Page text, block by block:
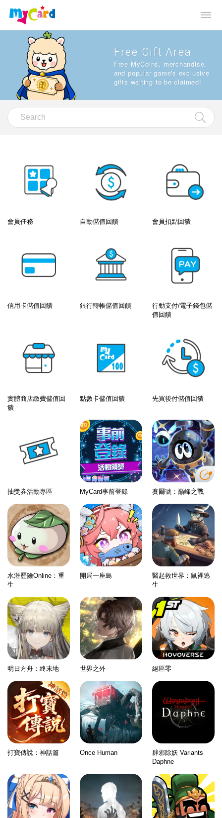
Free Gift Area
Free MyCoins, merchandise,
and popular game's exclusive
gifts waiting to be claimed!
會員任務 自動儲值回饋 會員扣點回饋
信用卡儲值回饋 銀行轉帳儲值回饋
行動支付/電子錢包儲
值回饋
實體商店繳費儲值回
饋
點數卡儲值回饋 先買後付儲值回饋
抽獎券活動專區 MyCard事前登錄 賽爾號：巔峰之戰
水滸歷險Online：重
生
開局一座島
醫起救世界：鼠裡逃
生
明日方舟：終末地 世界之外 絕區零
打寶傳說：神話篇 Once Human
辟邪除妖 Variants
Daphne